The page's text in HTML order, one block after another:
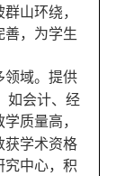
山环绕，
，为学生
领域。提供
如会计、经
学质量高，
获学术资格
中心，积